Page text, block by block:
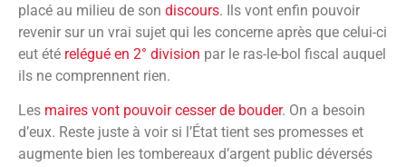
placé au milieu de son discours. Ils vont enfin pouvoir
revenir sur un vrai sujet qui les concerne après que celui-ci
eut été relégué en 2° division par le ras-le-bol fiscal auquel
ils ne comprennent rien.
Les maires vont pouvoir cesser de bouder. On a besoin
d’eux. Reste juste à voir si l’État tient ses promesses et
augmente bien les tombereaux d’argent public déversés